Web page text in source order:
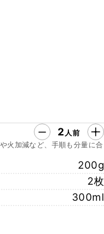
2 人前
火加減など、手順も分量に合
200g
2枚
300ml